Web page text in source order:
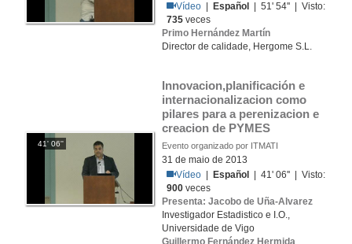
Vídeo
Español
| 51' 54'' | Visto:
735 veces
Primo Hernández Martín
Director de calidade, Hergome S.L.
41' 06''
Innovacion,planificación e
internacionalizacion como
pilares para a perenizacion e
creacion de PYMES
Evento organizado por ITMATI
31 de maio de 2013
Vídeo
Español
| 41' 06'' | Visto:
900 veces
Presenta: Jacobo de Uña-Alvarez
Investigador Estadistico e I.O.,
Universidade de Vigo
Guillermo Fernández Hermida